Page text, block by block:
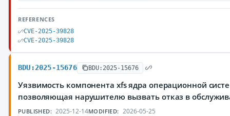
REFERENCES
CVE-2025-39828
CVE-2025-39828
BDU:2025-15676 BDU:2025-15676
Уязвимость компонента xfs ядра операционной
позволяющая нарушителю вызвать отказ в
PUBLISHED: 2025-12-14MODIFIED: 2026-05-25